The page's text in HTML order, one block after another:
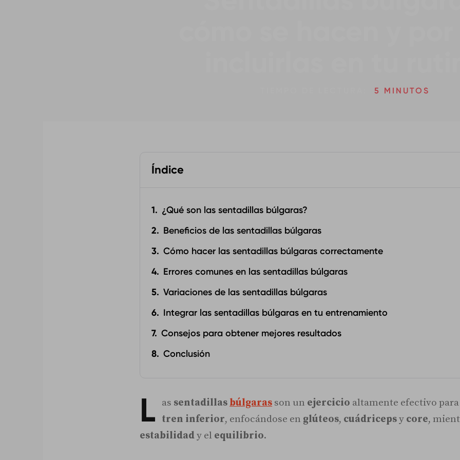
5 MINUTOS
Índice
¿Qué son las sentadillas búlgaras?
Beneficios de las sentadillas búlgaras
Cómo hacer las sentadillas búlgaras correctamente
Errores comunes en las sentadillas búlgaras
Variaciones de las sentadillas búlgaras
Integrar las sentadillas búlgaras en tu entrenamiento
Consejos para obtener mejores resultados
Conclusión
L as sentadillas búlgaras son un ejercicio altamente efectivo
tren inferior, enfocándose en glúteos, cuádricepsy core,
estabilidady el equilibrio.